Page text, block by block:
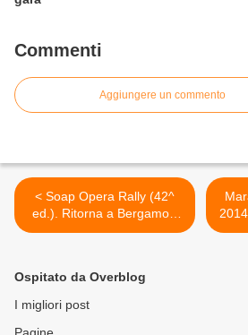
Commenti
Aggiungere un commento
< Soap Opera Rally (42^
ed.). Ritorna a Bergamo il
27 aprile prossimo, con la
Ospitato da Overblog
I migliori post